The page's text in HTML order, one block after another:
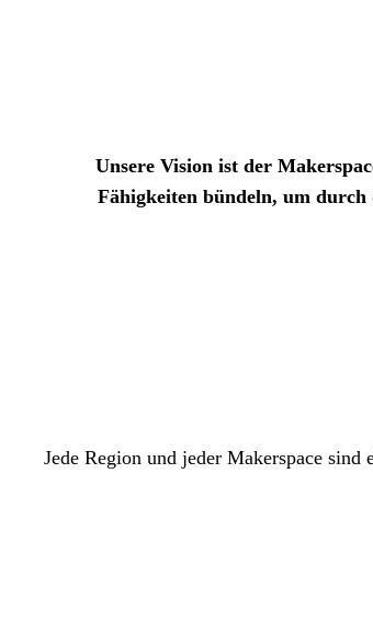
Unsere Vision ist der
Fähigkeiten bündeln, um
Jede Region und jeder Makerspace